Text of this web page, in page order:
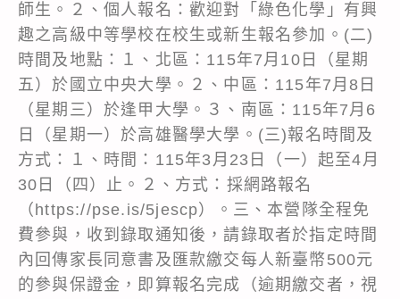
師生。２、個人報名：歡迎對「綠色化學」有興
趣之高級中等學校在校生或新生報名參加。(二)
時間及地點：１、北區：115年7月10日（星期
五）於國立中央大學。２、中區：115年7月8日
（星期三）於逢甲大學。３、南區：115年7月6
日（星期一）於高雄醫學大學。(三)報名時間及
方式：１、時間：115年3月23日（一）起至4月
30日（四）止。２、方式：採網路報名
（https://pse.is/5jescp）。三、本營隊全程免
費參與，收到錄取通知後，請錄取者於指定時間
內回傳家長同意書及匯款繳交每人新臺幣500元
的參與保證金，即算報名完成（逾期繳交者，視